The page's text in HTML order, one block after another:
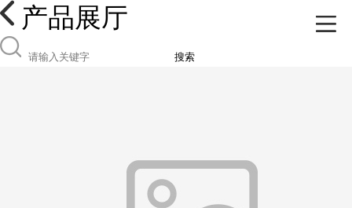
产品展厅
搜索